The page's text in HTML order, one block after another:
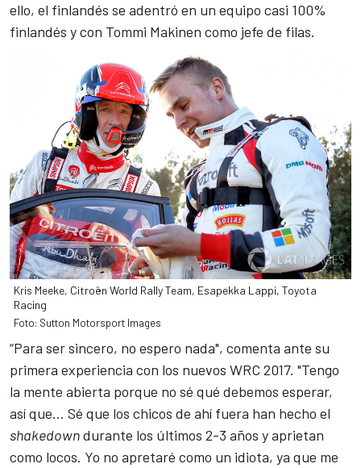
ello, el finlandés se adentró en un equipo casi 100%
finlandés y con Tommi Makinen como jefe de filas.
Kris Meeke, Citroën World Rally Team, Esapekka Lappi, Toyota
Racing
Foto: Sutton Motorsport Images
“Para ser sincero, no espero nada", comenta ante su
primera experiencia con los nuevos WRC 2017. "Tengo
la mente abierta porque no sé qué debemos esperar,
así que... Sé que los chicos de ahí fuera han hecho el
shakedowndurante los últimos 2-3 años y aprietan
como locos. Yo no apretaré como un idiota, ya que me